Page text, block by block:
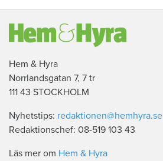
Hem & Hyra
Norrlandsgatan 7, 7 tr
111 43 STOCKHOLM
Nyhetstips: redaktionen@hemhyra.se
Redaktionschef: 08-519 103 43
Läs mer om Hem & Hyra